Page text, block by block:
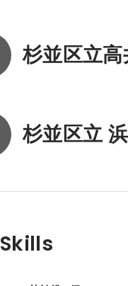
杉並区立
杉並区立
Skills